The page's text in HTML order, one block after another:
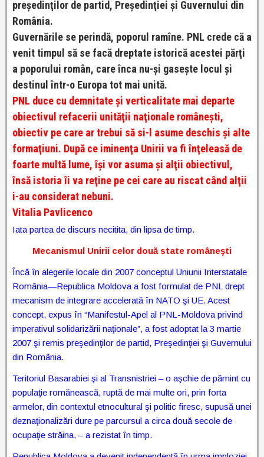
preşedinţilor de partid, Preşedinţiei şi Guvernului din
România.
Guvernările se perindă, poporul ramîne. PNL crede că a
venit timpul să se facă dreptate istorică acestei părţi
a poporului român, care înca nu-şi gaseşte locul şi
destinul într-o Europa tot mai unită.
PNL duce cu demnitate şi verticalitate mai departe
obiectivul refacerii unităţii naţionale româneşti,
obiectiv pe care ar trebui să si-l asume deschis şi alte
formaţiuni. După ce iminenţa Unirii va fi înţeleasă de
foarte multă lume, îşi vor asuma şi alţii obiectivul,
însă istoria îi va reţine pe cei care au riscat când alţii
i-au considerat nebuni.
Vitalia Pavlicenco
Iata partea de discurs necitita, din lipsa de timp.
Mecanismul Unirii celor două state româneşti
Încă în alegerile locale din 2007 conceptul Uniunii Interstatale
România—Republica Moldova a fost formulat de PNL drept
mecanism de integrare accelerată în NATO şi UE. Acest
concept, expus în “Manifestul-Apel al PNL-Moldova privind
imperativul solidarizării naţionale”, a fost adoptat la 3 martie
2007 şi remis preşedinţilor de partid, Preşedinţiei şi Guvernului
din România.
Teritoriul Basarabiei şi al Transnistriei – o aşchie de pămint cu
populaţie romănească, ruptă de mai multe ori, prin forta
armelor, din contextul etnocultural şi politic firesc, supusă unei
deznaţionalizări dure pe parcursul a circa două secole de
ocupaţie străina, – a rezistat în timp.